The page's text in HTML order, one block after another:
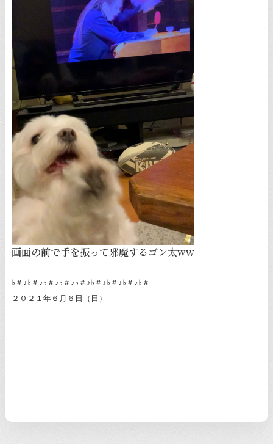
画面の前で手を振って邪魔するゴン太ww
♭＃♪♭＃♪♭＃♪♭＃♪♭＃♪♭＃♪♭＃♪♭＃♪♭＃
２０２１年６月６日（日）